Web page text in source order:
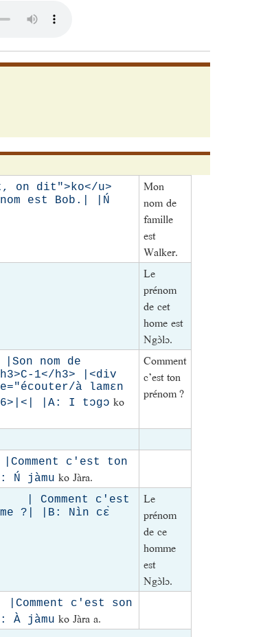
on dit">ko</u>
est Bob.| |Ń
Mon
nom de
famille
est
Walker.
Le
prénom
de cet
home est
Ngɔ̀lɔ.
nom de
1</h3> |<div
à lamɛn
|A: I tɔgɔ ko
Comment
c’est ton
prénom ?
c'est ton
Ń jàmu ko Jàra.
c'est
?| |B: Nìn cɛ̀
Le
prénom
de ce
homme
est
Ngɔ̀lɔ.
c'est son
À jàmu ko Jàra a.